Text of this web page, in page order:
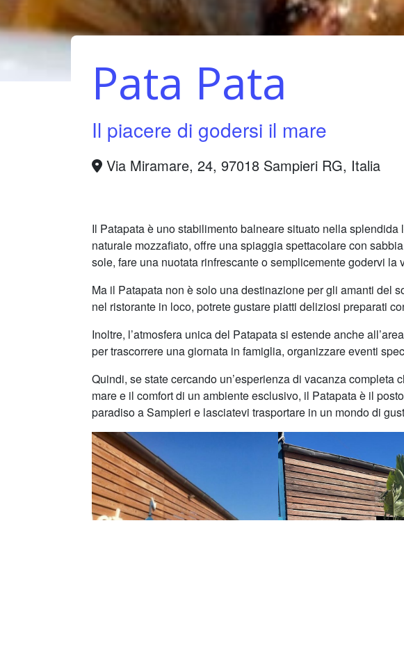
Pata Pata
Il piacere di godersi il mare
Via Miramare, 24, 97018 Sampieri RG, Italia
Il Patapata è uno stabilimento balneare situato nella
naturale mozzafiato, offre una spiaggia spettacolare con
sole, fare una nuotata rinfrescante o semplicemente godervi la
Ma il Patapata non è solo una destinazione per gli amanti del
nel ristorante in loco, potrete gustare piatti deliziosi preparati
Inoltre, l’atmosfera unica del Patapata si estende anche
per trascorrere una giornata in famiglia, organizzare eventi
Quindi, se state cercando un’esperienza di vacanza
mare e il comfort di un ambiente esclusivo, il Patapata è il
paradiso a Sampieri e lasciatevi trasportare in un mondo di